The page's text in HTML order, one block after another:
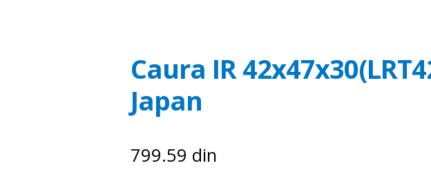
Caura IR
Japan
799.59 din